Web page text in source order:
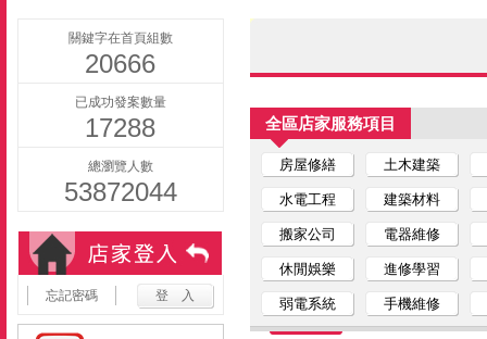
關鍵字在首頁組數
20666
已成功發案數量
17288
總瀏覽人數
53872044
忘記密碼
全區店家服務項目
房屋修繕 土木建築
水電工程 建築材料
搬家公司 電器維修
休閒娛樂 進修學習
弱電系統 手機維修